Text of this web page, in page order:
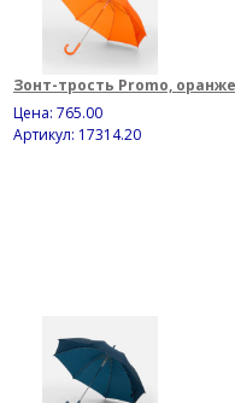
Зонт-трость Promo,
Цена: 765.00
Артикул: 17314.20